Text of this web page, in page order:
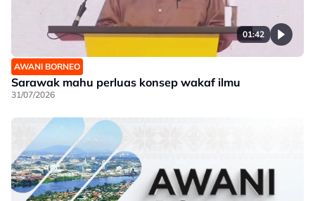
01:42
AWANI BORNEO
Sarawak mahu perluas konsep wakaf ilmu
31/07/2026